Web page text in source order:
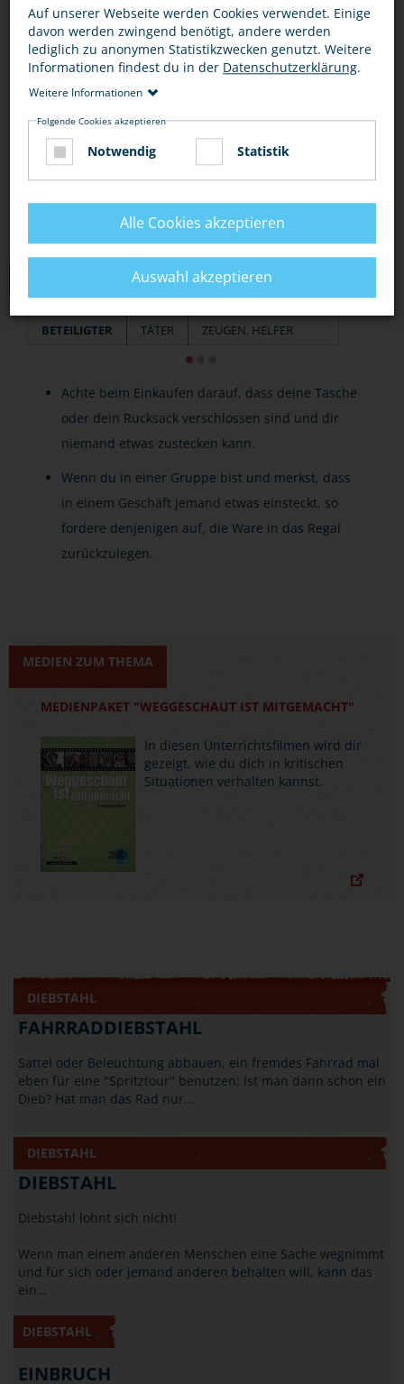
BEWERTUNG
DIESEN ARTIKEL ...
BETEILIGTER TÄTER ZEUGEN, HELFER
Achte beim Einkaufen darauf, dass deine Tasche
oder dein Rucksack verschlossen sind und dir
niemand etwas zustecken kann.
Wenn du in einer Gruppe bist und merkst, dass
in einem Geschäft jemand etwas einsteckt, so
fordere denjenigen auf, die Ware in das Regal
zurückzulegen.
MEDIEN ZUM THEMA
MEDIENPAKET "WEGGESCHAUT IST MITGEMACHT"
In diesen Unterrichtsfilmen wird dir
gezeigt, wie du dich in kritischen
Situationen verhalten kannst.
DIEBSTAHL
FAHRRADDIEBSTAHL
Sattel oder Beleuchtung abbauen, ein fremdes Fahrrad mal
eben für eine "Spritztour" benutzen: Ist man dann schon ein
Dieb? Hat man das Rad nur…
DIEBSTAHL
DIEBSTAHL
Diebstahl lohnt sich nicht!
Wenn man einem anderen Menschen eine Sache wegnimmt
und für sich oder jemand anderen behalten will, kann das
ein…
DIEBSTAHL
EINBRUCH
Auf unserer Webseite werden Cookies verwendet. Einige
davon werden zwingend benötigt, andere werden
lediglich zu anonymen Statistikzwecken genutzt. Weitere
Informationen findest du in der Datenschutzerklärung.
Weitere Informationen
Folgende Cookies akzeptieren
Notwendig Statistik
Alle Cookies akzeptieren
Auswahl akzeptieren